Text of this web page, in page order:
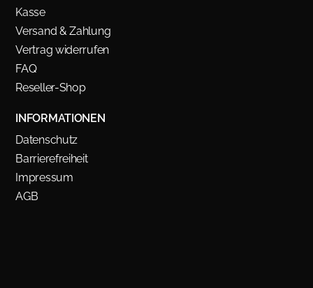
Kasse
Versand & Zahlung
Vertrag widerrufen
FAQ
Reseller-Shop
INFORMATIONEN
Datenschutz
Barrierefreiheit
Impressum
AGB